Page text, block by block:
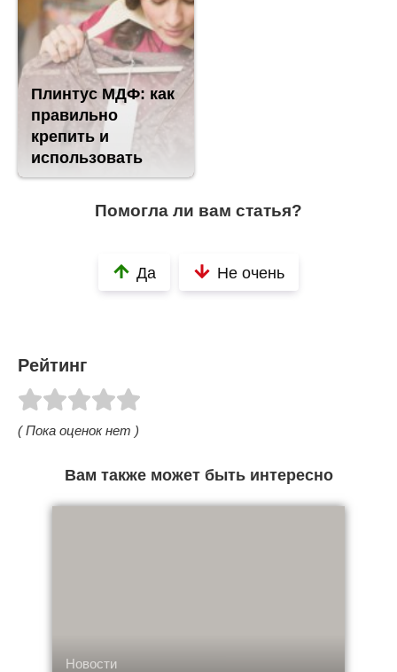
Плинтус МДФ: как
правильно
крепить и
использовать
Помогла ли вам статья?
Да Не очень
Рейтинг
( Пока оценок нет )
Вам также может быть интересно
Новости